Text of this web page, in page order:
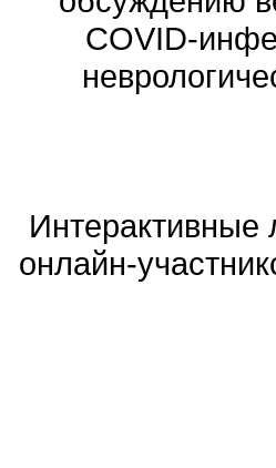
COVID-
Интерактивные
онлайн-